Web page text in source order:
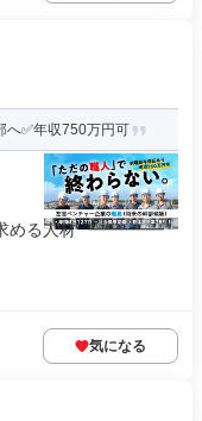
へ✅年収750万円可
める人材 ┗━━━━
気になる